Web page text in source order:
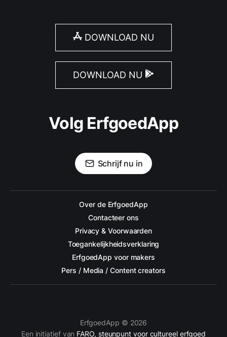
DOWNLOAD NU
DOWNLOAD NU
Volg ErfgoedApp
Schrijf nu in
Over de ErfgoedApp
Contacteer ons
Privacy & Voorwaarden
Toegankelijkheidsverklaring
ErfgoedApp voor makers
Pers / Media / Content creators
ErfgoedApp © 2026
Een initiatief van FARO, steunpunt voor cultureel erfgoed